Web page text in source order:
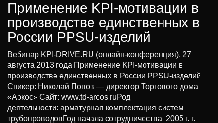
Применение KPI-мотивации в
производстве единственных в
России PPSU-изделий
Вебинар KPI-DRIVE.RU (онлайн-конференция), 27
августа 2013 года Применение KPI-мотивации в
производстве единственных в России PPSU-изделий
Спикер: Николай Попов — директор Торгового дома
«Аркос» Сайт: www.td-arcos.ruРод
деятельности: арматурная комплектация систем
трубопроводовГод начала сотрудничества: 2005 г. г.